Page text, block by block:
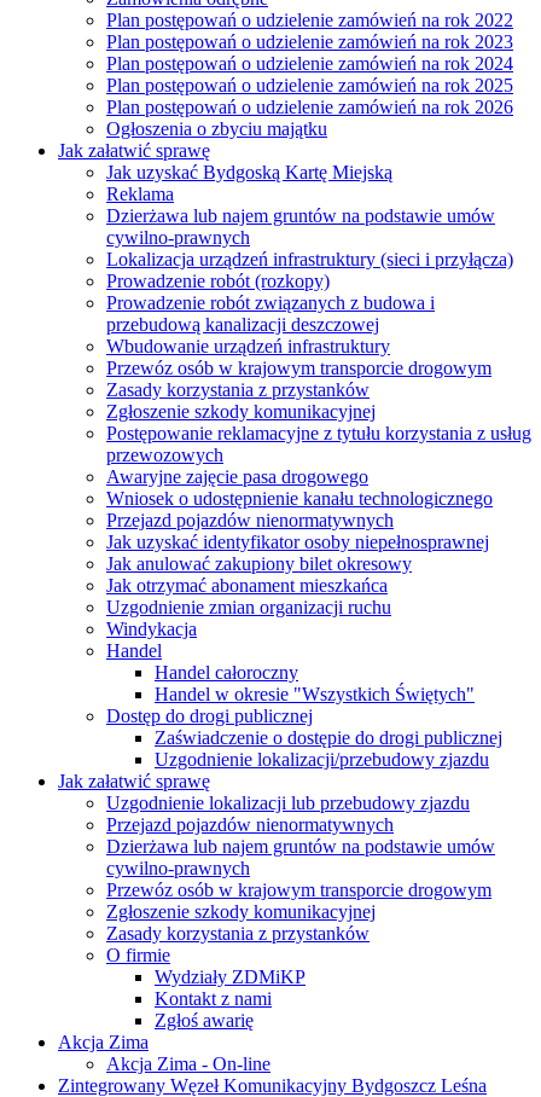
Plan postępowań o udzielenie zamówień na rok 2022
Plan postępowań o udzielenie zamówień na rok 2023
Plan postępowań o udzielenie zamówień na rok 2024
Plan postępowań o udzielenie zamówień na rok 2025
Plan postępowań o udzielenie zamówień na rok 2026
Ogłoszenia o zbyciu majątku
Jak załatwić sprawę
Jak uzyskać Bydgoską Kartę Miejską
Reklama
Dzierżawa lub najem gruntów na podstawie umów
cywilno-prawnych
Lokalizacja urządzeń infrastruktury (sieci i przyłącza)
Prowadzenie robót (rozkopy)
Prowadzenie robót związanych z budowa i
przebudową kanalizacji deszczowej
Wbudowanie urządzeń infrastruktury
Przewóz osób w krajowym transporcie drogowym
Zasady korzystania z przystanków
Zgłoszenie szkody komunikacyjnej
Postępowanie reklamacyjne z tytułu korzystania z usług
przewozowych
Awaryjne zajęcie pasa drogowego
Wniosek o udostępnienie kanału technologicznego
Przejazd pojazdów nienormatywnych
Jak uzyskać identyfikator osoby niepełnosprawnej
Jak anulować zakupiony bilet okresowy
Jak otrzymać abonament mieszkańca
Uzgodnienie zmian organizacji ruchu
Windykacja
Handel
Handel całoroczny
Handel w okresie "Wszystkich Świętych"
Dostęp do drogi publicznej
Zaświadczenie o dostępie do drogi publicznej
Uzgodnienie lokalizacji/przebudowy zjazdu
Jak załatwić sprawę
Uzgodnienie lokalizacji lub przebudowy zjazdu
Przejazd pojazdów nienormatywnych
Dzierżawa lub najem gruntów na podstawie umów
cywilno-prawnych
Przewóz osób w krajowym transporcie drogowym
Zgłoszenie szkody komunikacyjnej
Zasady korzystania z przystanków
O firmie
Wydziały ZDMiKP
Kontakt z nami
Zgłoś awarię
Akcja Zima
Akcja Zima - On-line
Zintegrowany Węzeł Komunikacyjny Bydgoszcz Leśna